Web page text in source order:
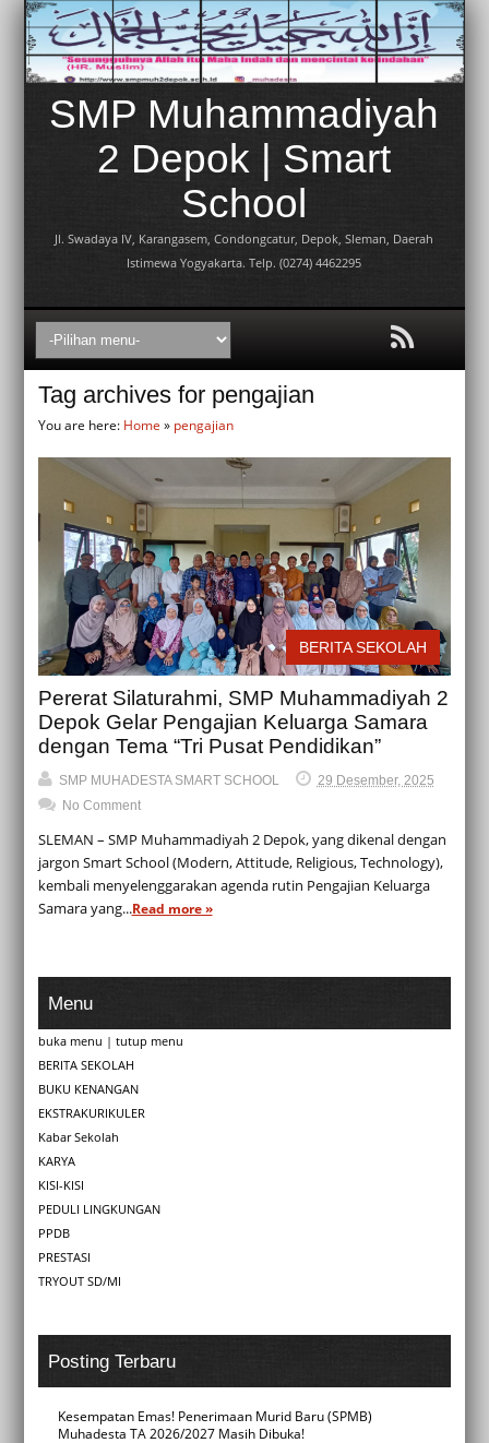
SMP Muhammadiyah
2 Depok | Smart
School
Jl. Swadaya IV, Karangasem, Condongcatur, Depok, Sleman, Daerah
Istimewa Yogyakarta. Telp. (0274) 4462295
Tag archives for pengajian
You are here: Home » pengajian
BERITA SEKOLAH
Pererat Silaturahmi, SMP Muhammadiyah 2
Depok Gelar Pengajian Keluarga Samara
dengan Tema “Tri Pusat Pendidikan”
SMP MUHADESTA SMART SCHOOL
29 Desember, 2025
No Comment
SLEMAN – SMP Muhammadiyah 2 Depok, yang dikenal dengan
jargon Smart School (Modern, Attitude, Religious, Technology),
kembali menyelenggarakan agenda rutin Pengajian Keluarga
Samara yang...Read more »
Menu
buka menu | tutup menu
BERITA SEKOLAH
BUKU KENANGAN
EKSTRAKURIKULER
Kabar Sekolah
KARYA
KISI-KISI
PEDULI LINGKUNGAN
PPDB
PRESTASI
TRYOUT SD/MI
Posting Terbaru
Kesempatan Emas! Penerimaan Murid Baru (SPMB)
Muhadesta TA 2026/2027 Masih Dibuka!